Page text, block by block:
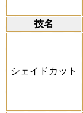
技名
シェイドカット